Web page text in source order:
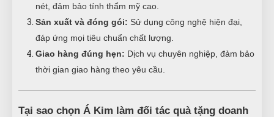
nét, đảm bảo tính thẩm mỹ cao.
Sản xuất và đóng gói: Sử dụng công nghệ hiện đại,
đáp ứng mọi tiêu chuẩn chất lượng.
Giao hàng đúng hẹn: Dịch vụ chuyên nghiệp, đảm bảo
thời gian giao hàng theo yêu cầu.
Tại sao chọn Á Kim làm đối tác quà tặng doanh